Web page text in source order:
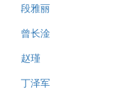
段雅丽
曾长淦
赵瑾
丁泽军